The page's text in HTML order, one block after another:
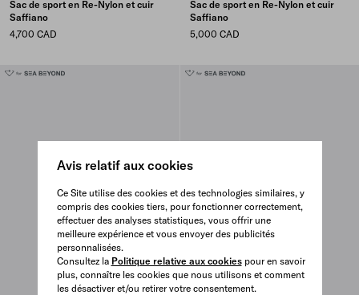
Avis relatif aux cookies
Ce Site utilise des cookies et des technologies similaires, y
compris des cookies tiers, pour fonctionner correctement,
effectuer des analyses statistiques, vous offrir une
meilleure expérience et vous envoyer des publicités
personnalisées.
Consultez la Politique relative aux cookiespour en savoir
plus, connaître les cookies que nous utilisons et comment
les désactiver et/ou retirer votre consentement.
Sac de sport en Re-Nylon et cuir
Saffiano
4,700 CAD
Sac de sport en Re-Nylon et cuir
Saffiano
5,000 CAD